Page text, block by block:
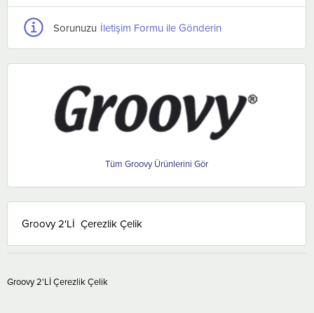
Sorunuzu İletişim Formu ile Gönderin
Groovy
Groovy 2'Lİ Çerezlik Çelik
Groovy 2'Lİ Çerezlik Çelik